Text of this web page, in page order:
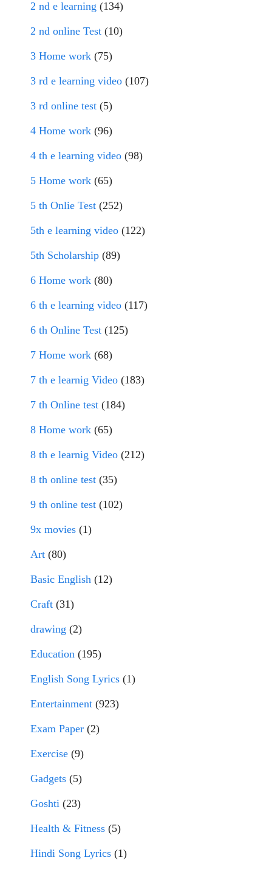
2 nd e learning (134)
2 nd online Test (10)
3 Home work (75)
3 rd e learning video (107)
3 rd online test (5)
4 Home work (96)
4 th e learning video (98)
5 Home work (65)
5 th Onlie Test (252)
5th e learning video (122)
5th Scholarship (89)
6 Home work (80)
6 th e learning video (117)
6 th Online Test (125)
7 Home work (68)
7 th e learnig Video (183)
7 th Online test (184)
8 Home work (65)
8 th e learnig Video (212)
8 th online test (35)
9 th online test (102)
9x movies (1)
Art (80)
Basic English (12)
Craft (31)
drawing (2)
Education (195)
English Song Lyrics (1)
Entertainment (923)
Exam Paper (2)
Exercise (9)
Gadgets (5)
Goshti (23)
Health & Fitness (5)
Hindi Song Lyrics (1)